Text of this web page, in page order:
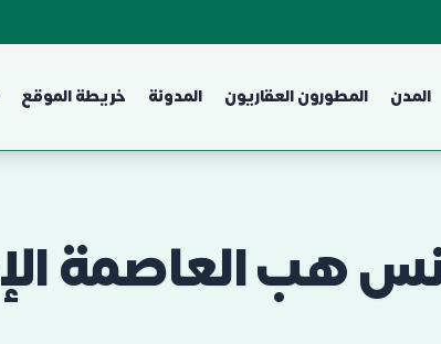
المدن المطورون العقاريون المدونة خريطة الموقع